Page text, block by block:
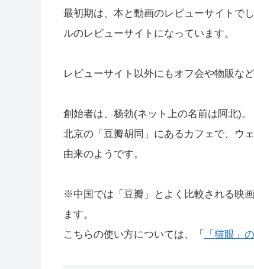
最初期は、本と動画のレビューサイトで
ルのレビューサイトになっています。
レビューサイト以外にもオフ会や物販な
創始者は、杨勃(ネット上の名前は阿北)。
北京の「豆瓣胡同」にあるカフェで、ウ
由来のようです。
※中国では「豆瓣」とよく比較される映
ます。
こちらの使い方については、「
「猫眼」